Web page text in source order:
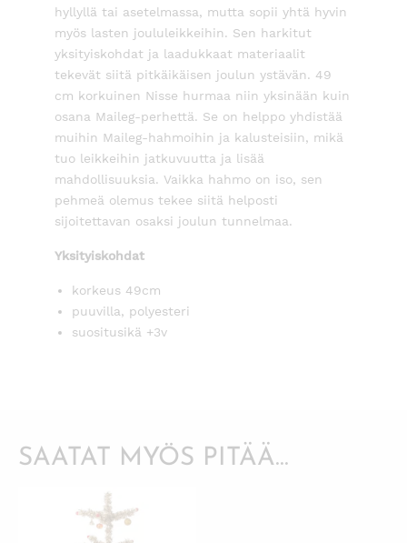
hyllyllä tai asetelmassa, mutta sopii yhtä hyvin
myös lasten joululeikkeihin. Sen harkitut
yksityiskohdat ja laadukkaat materiaalit
tekevät siitä pitkäikäisen joulun ystävän. 49
cm korkuinen Nisse hurmaa niin yksinään kuin
osana Maileg-perhettä. Se on helppo yhdistää
muihin Maileg-hahmoihin ja kalusteisiin, mikä
tuo leikkeihin jatkuvuutta ja lisää
mahdollisuuksia. Vaikka hahmo on iso, sen
pehmeä olemus tekee siitä helposti
sijoitettavan osaksi joulun tunnelmaa.
Yksityiskohdat
korkeus 49cm
puuvilla, polyesteri
suositusikä +3v
SAATAT MYÖS PITÄÄ...
KATSO PIKANÄKYMÄ